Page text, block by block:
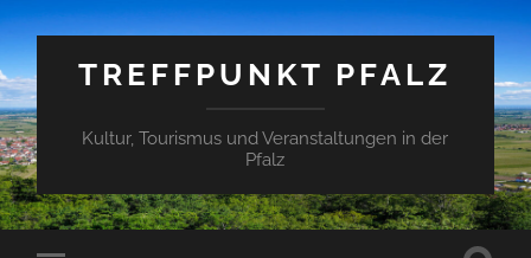
TREFFPUNKT PFALZ
Kultur, Tourismus und Veranstaltungen in der
Pfalz